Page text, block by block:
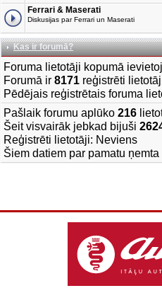
Ferrari & Maserati
Diskusijas par Ferrari un Maserati
Kas ir forumā?
Foruma lietotāji kopumā
Forumā ir 8171 reģistrēti
Pēdējais reģistrētais foruma
Pašlaik forumu aplūko 216
Šeit visvairāk jebkad bijuši
Reģistrēti lietotāji: Neviens
Šiem datiem par pamatu